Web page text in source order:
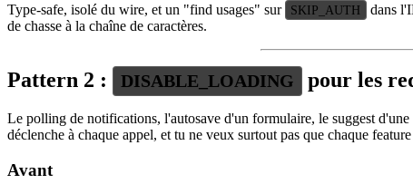
Type-safe, isolé du wire, et un "find usages" sur SKIP_AUTH
dans
de chasse à la chaîne de caractères.
Pattern 2 : DISABLE_LOADING pour les
Le polling de notifications, l'autosave d'un formulaire, le suggest
déclenche à chaque appel, et tu ne veux surtout pas que chaque
Avant